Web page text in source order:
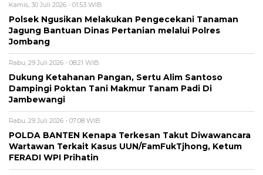
Kamis, 30 Juli 2026 - 01:53 WIB
Polsek Ngusikan Melakukan Pengecekani Tanaman
Jagung Bantuan Dinas Pertanian melalui Polres
Jombang
Rabu, 29 Juli 2026 - 08:21 WIB
Dukung Ketahanan Pangan, Sertu Alim Santoso
Dampingi Poktan Tani Makmur Tanam Padi Di
Jambewangi
Rabu, 29 Juli 2026 - 07:08 WIB
POLDA BANTEN Kenapa Terkesan Takut Diwawancara
Wartawan Terkait Kasus UUN/FamFukTjhong, Ketum
FERADI WPI Prihatin